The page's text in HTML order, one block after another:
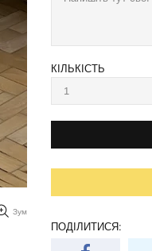
Зум
КІЛЬКІСТЬ
ПОДІЛИТИСЯ: